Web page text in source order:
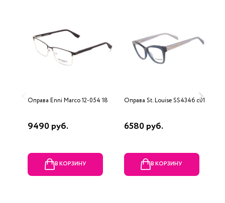
Оправа Enni Marco 12-054 18
9490 руб.
В КОРЗИНУ
Оправа St. Louise SS4346 c01
6580 руб.
В КОРЗИНУ